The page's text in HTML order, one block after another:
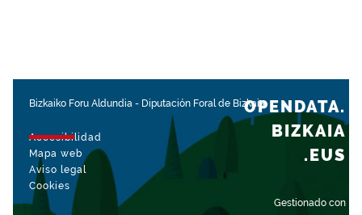
Bizkaiko Foru Aldundia - Diputación Foral de Bizkaia
Accesibilidad
Mapa web
Aviso legal
Cookies
Gestionado con
OPENDATA.
BIZKAIA
.EUS